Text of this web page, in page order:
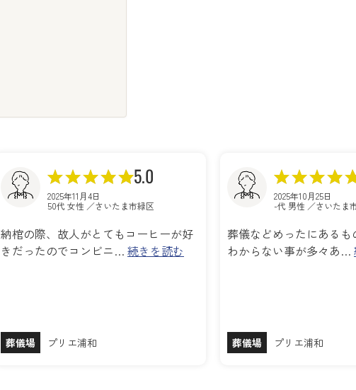
5.0
2025年11月4日
50代 女性 ／さいたま市緑区
納棺の際、故人がとてもコーヒーが好
きだったのでコンビニ… 続きを読む
葬儀場 プリエ浦和
2025年10月25日
-代 男性 ／さいたま
葬儀などめったにある
わからない事が多々あ…
葬儀場 プリエ浦和